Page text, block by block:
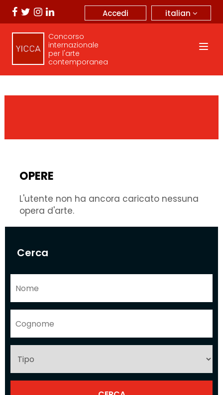
italian
Accedi
Concorso
internazionale
per l'arte
contemporanea
Cerca
OPERE
L'utente non ha ancora caricato nessuna
opera d'arte.